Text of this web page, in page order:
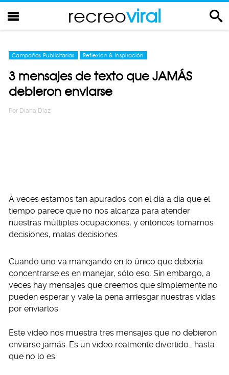
recreoviral
Campañas Publicitarias Reflexión & Inspiración
3 mensajes de texto que JAMÁS
debieron enviarse
Por Diana Diaz
A veces estamos tan apurados con el día a día que el
tiempo parece que no nos alcanza para atender
nuestras múltiples ocupaciones, y entonces tomamos
decisiones, malas decisiones.
Cuando uno va manejando en lo único que debería
concentrarse es en manejar, sólo eso. Sin embargo, a
veces hay mensajes que creemos que simplemente no
pueden esperar y vale la pena arriesgar nuestras vidas
por enviarlos.
Este video nos muestra tres mensajes que no debieron
enviarse jamás. Es un video realmente divertido… hasta
que no lo es.